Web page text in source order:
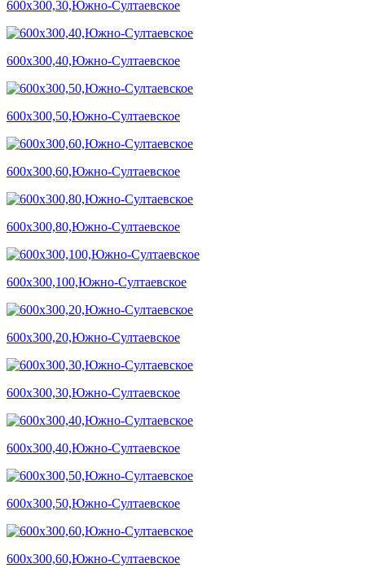
600х300,30,Южно-Султаевское
600х300,40,Южно-Султаевское
600х300,50,Южно-Султаевское
600х300,60,Южно-Султаевское
600х300,80,Южно-Султаевское
600х300,100,Южно-Султаевское
600х300,20,Южно-Султаевское
600х300,30,Южно-Султаевское
600х300,40,Южно-Султаевское
600х300,50,Южно-Султаевское
600х300,60,Южно-Султаевское